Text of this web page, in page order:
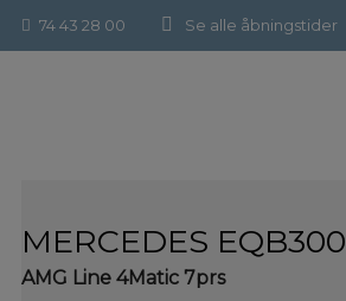
Hop 74 43 28 00 Se alle åbningstider
Forside >Brugte biler> Mercedes EQB300
MERCEDES EQB300
AMG Line 4Matic 7prs